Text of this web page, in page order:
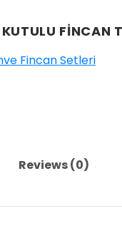
KUTULU FİNCAN
Fincan Setleri
Reviews (0)